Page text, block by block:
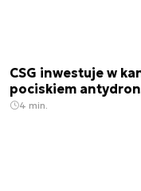
CSG inwestuje w
pociskiem
4 min.